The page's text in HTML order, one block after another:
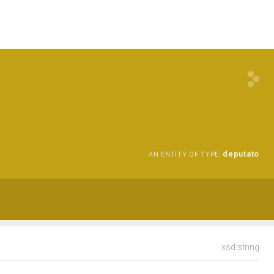
AN ENTITY OF TYPE: deputato
xsd:string